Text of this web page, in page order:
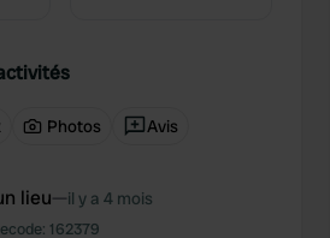
Photos Avis
lieu—il y a 4 mois
162379